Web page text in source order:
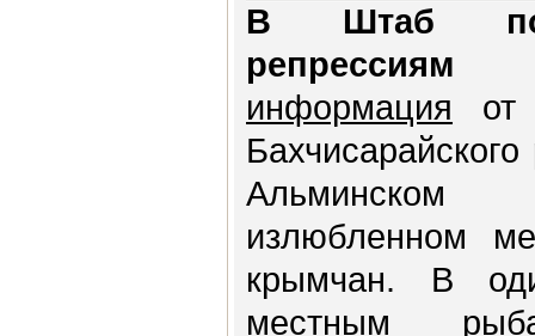
В Штаб по
репрессиям
информация от
излюбленном
крымчан. В
местным